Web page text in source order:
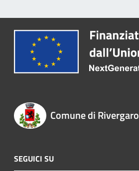
Comune di Rivergaro
SEGUICI SU